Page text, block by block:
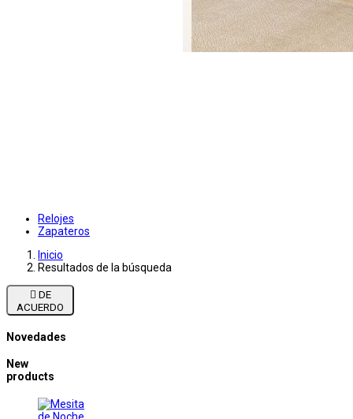
Relojes
Zapateros
Inicio
Resultados de la búsqueda

ACUERDO
Novedades
New
products